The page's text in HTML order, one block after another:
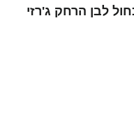
ישראל אורי נתן אזו #22 כחול לבן הרחק ג'רזי